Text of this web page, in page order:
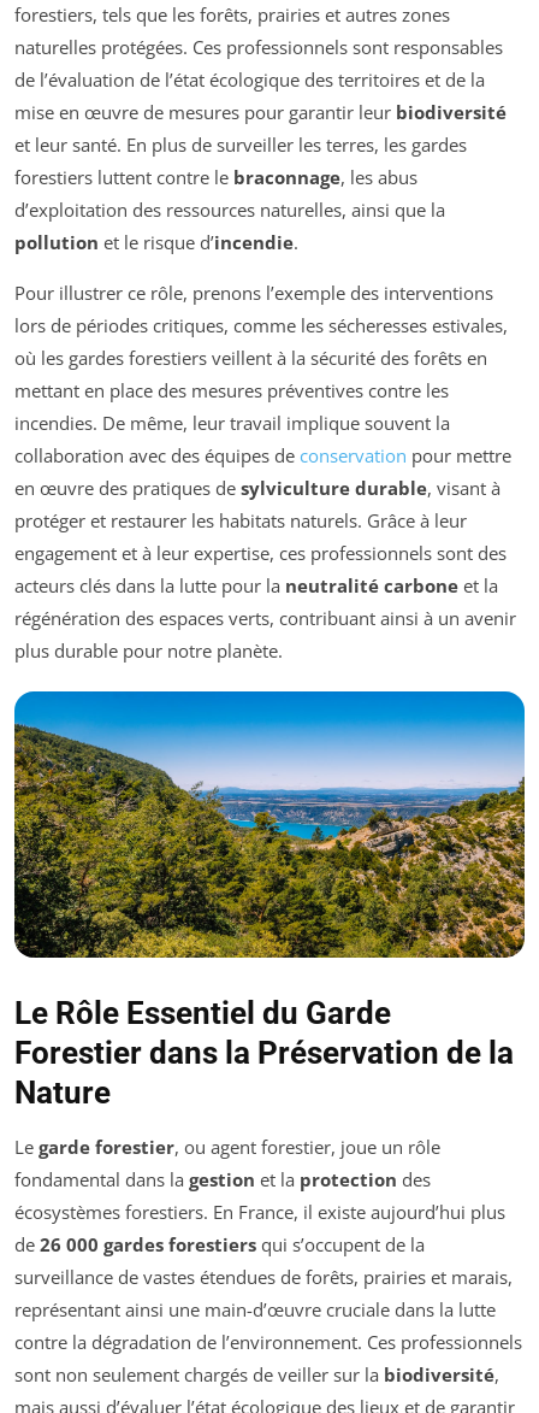
forestiers, tels que les forêts, prairies et autres zones
naturelles protégées. Ces professionnels sont responsables
de l’évaluation de l’état écologique des territoires et de la
mise en œuvre de mesures pour garantir leur biodiversité
et leur santé. En plus de surveiller les terres, les gardes
forestiers luttent contre le braconnage, les abus
d’exploitation des ressources naturelles, ainsi que la
pollution et le risque d’incendie.
Pour illustrer ce rôle, prenons l’exemple des interventions
lors de périodes critiques, comme les sécheresses estivales,
où les gardes forestiers veillent à la sécurité des forêts en
mettant en place des mesures préventives contre les
incendies. De même, leur travail implique souvent la
collaboration avec des équipes de conservation pour mettre
en œuvre des pratiques de sylviculture durable, visant à
protéger et restaurer les habitats naturels. Grâce à leur
engagement et à leur expertise, ces professionnels sont des
acteurs clés dans la lutte pour la neutralité carbone et la
régénération des espaces verts, contribuant ainsi à un avenir
plus durable pour notre planète.
Le Rôle Essentiel du Garde
Forestier dans la Préservation de la
Nature
Le garde forestier, ou agent forestier, joue un rôle
fondamental dans la gestion et la protection des
écosystèmes forestiers. En France, il existe aujourd’hui plus
de 26 000 gardes forestiers qui s’occupent de la
surveillance de vastes étendues de forêts, prairies et marais,
représentant ainsi une main-d’œuvre cruciale dans la lutte
contre la dégradation de l’environnement. Ces professionnels
sont non seulement chargés de veiller sur la biodiversité,
mais aussi d’évaluer l’état écologique des lieux et de garantir